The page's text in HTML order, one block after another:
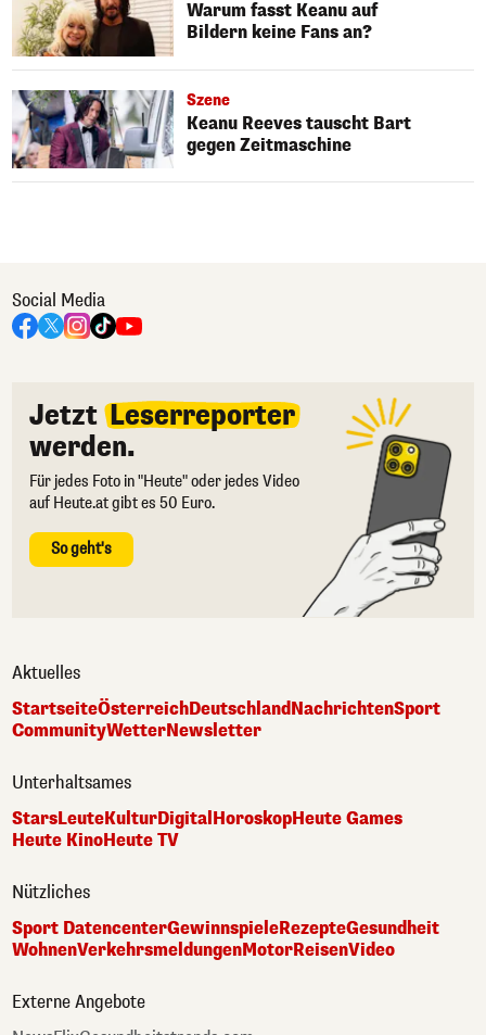
Warum fasst Keanu auf
Bildern keine Fans an?
Szene
Keanu Reeves tauscht Bart
gegen Zeitmaschine
Social Media
Jetzt Leserreporter
werden.
Für jedes Foto in "Heute" oder jedes Video
auf Heute.at gibt es 50 Euro.
So geht's
Aktuelles
StartseiteÖsterreichDeutschlandNachrichtenSport
CommunityWetterNewsletter
Unterhaltsames
StarsLeuteKulturDigitalHoroskopHeute Games
Heute KinoHeute TV
Nützliches
Sport DatencenterGewinnspieleRezepteGesundheit
WohnenVerkehrsmeldungenMotorReisenVideo
Externe Angebote